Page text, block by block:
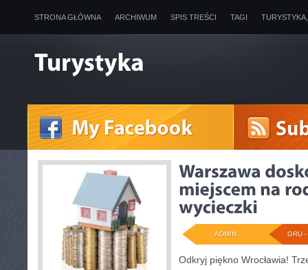
STRONA GŁÓWNA ARCHIWUM SPIS TREŚCI TAGI
GRU
ADMIN
Odkryj piękno Wrocławia!